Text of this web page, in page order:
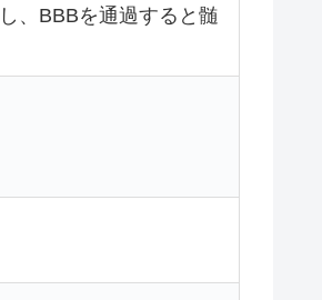
、BBBを通過すると髄